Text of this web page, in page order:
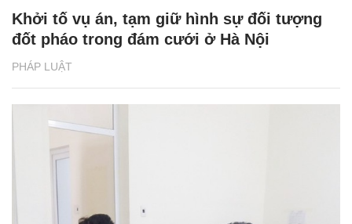
PHÁP LUẬT
Khởi tố vụ án, tạm giữ hình sự đối tượng
đốt pháo trong đám cưới ở Hà Nội